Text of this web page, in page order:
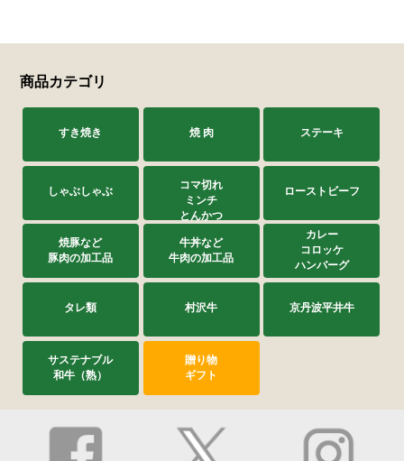
商品カテゴリ
すき焼き 焼 肉 ステーキ
しゃぶしゃぶ
コマ切れ
ミンチ
とんかつ
ローストビーフ
焼豚など
豚肉の加工品
牛丼など
牛肉の加工品
カレー
コロッケ
ハンバーグ
タレ類 村沢牛 京丹波平井牛
サステナブル
和牛（熟）
贈り物
ギフト